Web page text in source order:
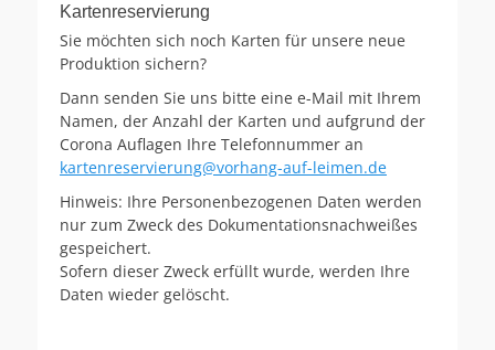
Kartenreservierung
Sie möchten sich noch Karten für unsere neue
Produktion sichern?
Dann senden Sie uns bitte eine e-Mail mit Ihrem
Namen, der Anzahl der Karten und aufgrund der
Corona Auflagen Ihre Telefonnummer an
kartenreservierung@vorhang-auf-leimen.de
Hinweis: Ihre Personenbezogenen Daten werden
nur zum Zweck des Dokumentationsnachweißes
gespeichert.
Sofern dieser Zweck erfüllt wurde, werden Ihre
Daten wieder gelöscht.